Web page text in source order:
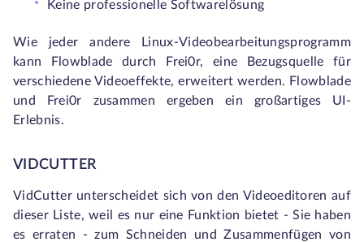
Keine professionelle Softwarelösung
Wie jeder andere Linux-Videobearbeitungsprogramm
kann Flowblade durch Frei0r, eine Bezugsquelle für
verschiedene Videoeffekte, erweitert werden. Flowblade
und Frei0r zusammen ergeben ein großartiges UI-
Erlebnis.
VIDCUTTER
VidCutter unterscheidet sich von den Videoeditoren auf
dieser Liste, weil es nur eine Funktion bietet - Sie haben
es erraten - zum Schneiden und Zusammenfügen von